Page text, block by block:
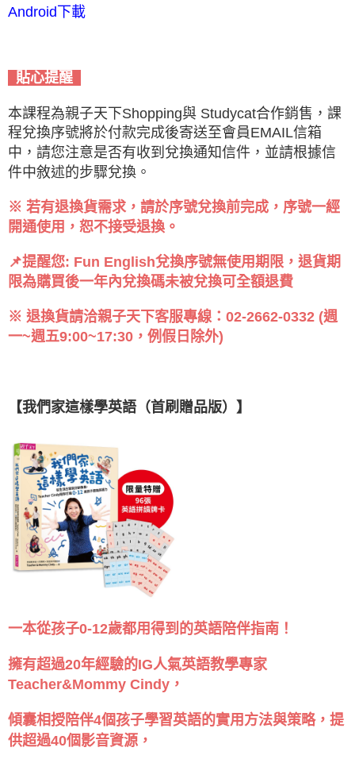
Android下載
貼心提醒
本課程為親子天下Shopping與 Studycat合作銷售，課
程兌換序號將於付款完成後寄送至會員EMAIL信箱
中，請您注意是否有收到兌換通知信件，並請根據信
件中敘述的步驟兌換。
※ 若有退換貨需求，請於序號兌換前完成，序號一經
開通使用，恕不接受退換。
📌提醒您: Fun English兌換序號無使用期限，退貨期
限為購買後一年內兌換碼未被兌換可全額退費
※ 退換貨請洽親子天下客服專線：02-2662-0332 (週
一~週五9:00~17:30，例假日除外)
【我們家這樣學英語（首刷贈品版）】
一本從孩子0-12歲都用得到的英語陪伴指南！
擁有超過20年經驗的IG人氣英語教學專家
Teacher&Mommy Cindy，
傾囊相授陪伴4個孩子學習英語的實用方法與策略，提
供超過40個影音資源，